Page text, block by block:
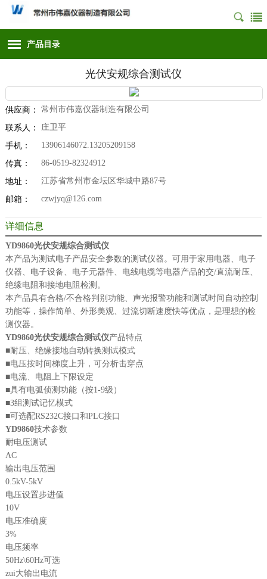
产品目录
光伏安规综合测试仪
供应商： 常州市伟嘉仪器制造有限公司
联系人： 庄卫平
手机： 13906146072.13205209158
传真： 86-0519-82324912
地址： 江苏省常州市金坛区华城中路87号
邮箱： czwjyq@126.com
详细信息
YD9860光伏安规综合测试仪
本产品为测试电子产品安全参数的测试仪器。可用于家用电器、电子
仪器、电子设备、电子元器件、电线电缆等电器产品的交/直流耐压、
绝缘电阻和接地电阻检测。
本产品具有合格/不合格判别功能、声光报警功能和测试时间自动控制
功能等，操作简单、外形美观、过流切断速度快等优点，是理想的检
测仪器。
YD9860光伏安规综合测试仪产品特点
■耐压、绝缘接地自动转换测试模式
■电压按时间梯度上升，可分析击穿点
■电流、电阻上下限设定
■具有电弧侦测功能（按1-9级）
■3组测试记忆模式
■可选配RS232C接口和PLC接口
YD9860技术参数
耐电压测试
AC
输出电压范围
0.5kV-5kV
电压设置步进值
10V
电压准确度
3%
电压频率
50Hz\60Hz可选
zui大输出电流